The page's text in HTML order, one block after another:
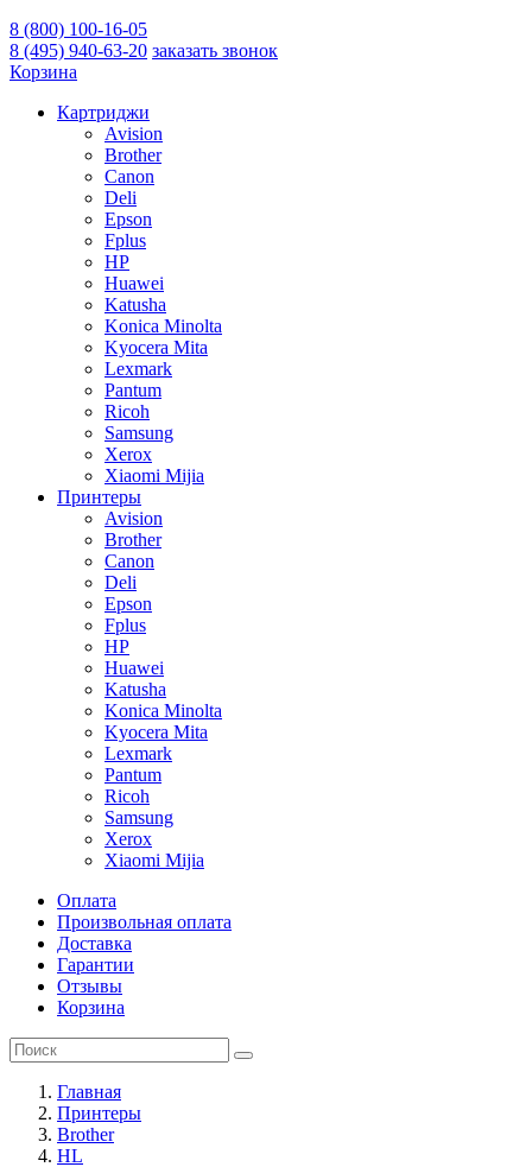
8 (800) 100-16-05
8 (495) 940-63-20 заказать звонок
Корзина
Картриджи
Avision
Brother
Canon
Deli
Epson
Fplus
HP
Huawei
Katusha
Konica Minolta
Kyocera Mita
Lexmark
Pantum
Ricoh
Samsung
Xerox
Xiaomi Mijia
Принтеры
Avision
Brother
Canon
Deli
Epson
Fplus
HP
Huawei
Katusha
Konica Minolta
Kyocera Mita
Lexmark
Pantum
Ricoh
Samsung
Xerox
Xiaomi Mijia
Оплата
Произвольная оплата
Доставка
Гарантии
Отзывы
Корзина
Главная
Принтеры
Brother
HL